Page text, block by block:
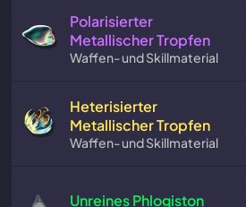
Polarisierter
Metallischer Tropfen
Waffen- und Skillmaterial
Heterisierter
Metallischer Tropfen
Waffen- und Skillmaterial
Unreines Phlogiston